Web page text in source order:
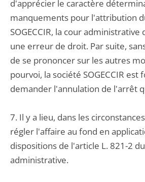
d'apprécier le caractère
manquements pour l'attribution
SOGECCIR, la cour
une erreur de droit. Par suite,
de se prononcer sur les autres
pourvoi, la société SOGECCIR est
demander l'annulation de l'arrêt
7. Il y a lieu, dans les
régler l'affaire au fond en
dispositions de l'article L. 821-2
administrative.